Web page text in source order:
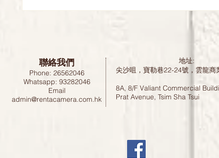
聯絡我們
Phone: 26562046
Whatsapp: 93282046
Email
admin@rentacamera.com.hk
地址:
尖沙咀，寶勒巷22-24號，雲龍
8A, 8/F Valiant Commercial
Prat Avenue, Tsim Sha Tsui